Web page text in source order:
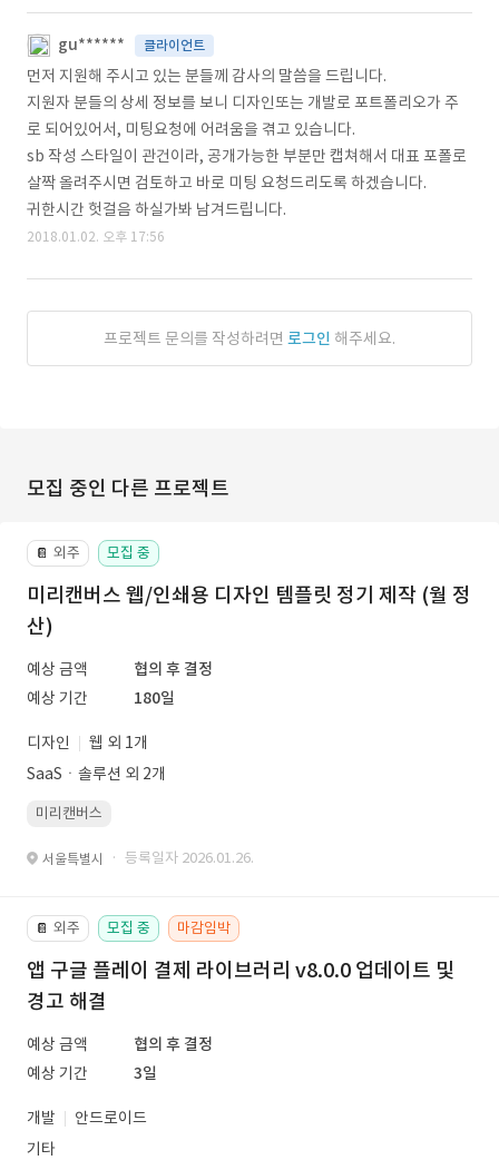
gu****** 클라이언트
먼저 지원해 주시고 있는 분들께 감사의 말씀을 드립니다.
지원자 분들의 상세 정보를 보니 디자인또는 개발로 포트폴리오가 주
로 되어있어서, 미팅요청에 어려움을 겪고 있습니다.
sb 작성 스타일이 관건이라, 공개가능한 부분만 캡쳐해서 대표 포폴로
살짝 올려주시면 검토하고 바로 미팅 요청드리도록 하겠습니다.
귀한시간 헛걸음 하실가봐 남겨드립니다.
2018.01.02. 오후 17:56
프로젝트 문의를 작성하려면 로그인 해주세요.
모집 중인 다른 프로젝트
📔 외주 모집 중
미리캔버스 웹/인쇄용 디자인 템플릿 정기 제작 (월 정
산)
예상 금액
협의 후 결정
예상 기간
180일
디자인
웹 외 1개
SaaSㆍ솔루션 외 2개
미리캔버스
서울특별시 · 등록일자 2026.01.26.
📔 외주 모집 중 마감임박
앱 구글 플레이 결제 라이브러리 v8.0.0 업데이트 및
경고 해결
예상 금액
협의 후 결정
예상 기간
3일
개발
안드로이드
기타